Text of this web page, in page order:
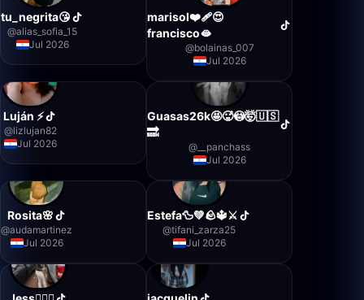
tu_negrita😘
@alias_sofia_15
Jul 2026
marisol❤️‍🩹😍
francisco🫦
@bolainas_007
Jul 2026
Luján ⚡
@lizlujan82
Jul 2026
Guasas26k🤩🥵😳🤯🇺🇸
🔜
@ __panchass
Jul 2026
Rosita🌸
@audamartinez
Jul 2026
Estefa🦆💚🪨🔱⚔️
@tifani_zarza25
Jul 2026